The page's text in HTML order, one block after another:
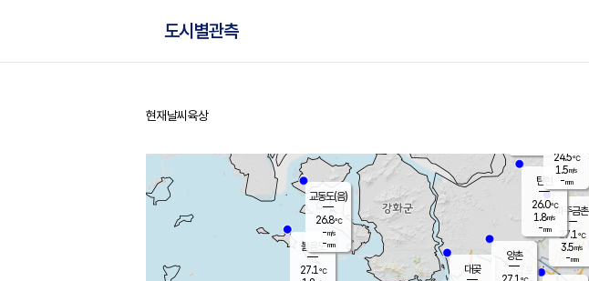
도시별관측
홈
현재날씨 육상
볼음도
27.1℃
파주금촌
27.1℃
3.5m/s
-mm
대곶
탄현
26.0℃
1.8m/s
-mm
양촌
교동도(음)
26.8℃
-m/s
-mm
24.5℃
1.5m/s
-mm